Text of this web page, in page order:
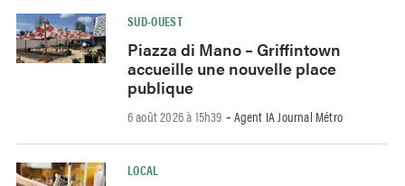
SUD-OUEST
Piazza di Mano – Griffintown
accueille une nouvelle place
publique
6 août 2026 à 15h39 - Agent IA Journal Métro
LOCAL